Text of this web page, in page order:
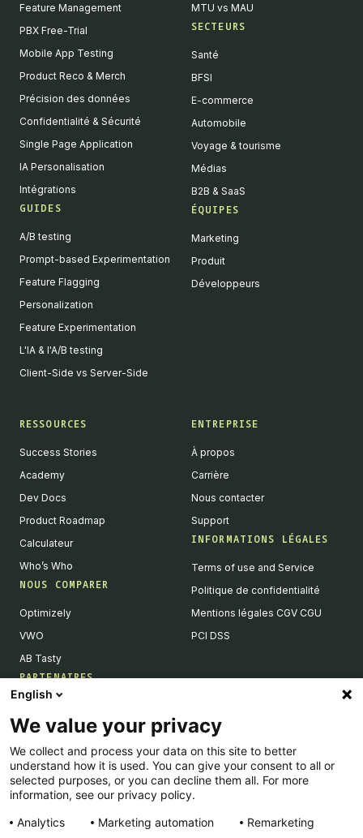
Feature Management
PBX Free-Trial
Mobile App Testing
Product Reco & Merch
Précision des données
Confidentialité & Sécurité
Single Page Application
IA Personalisation
Intégrations
GUIDES
A/B testing
Prompt-based Experimentation
Feature Flagging
Personalization
Feature Experimentation
L'IA & l'A/B testing
Client-Side vs Server-Side
MTU vs MAU
SECTEURS
Santé
BFSI
E-commerce
Automobile
Voyage & tourisme
Médias
B2B & SaaS
ÉQUIPES
Marketing
Produit
Développeurs
RESSOURCES
Success Stories
Academy
Dev Docs
Product Roadmap
Calculateur
Who’s Who
NOUS COMPARER
Optimizely
VWO
AB Tasty
PARTENAIRES
Devenir partenaires
Liste de nos intégrations
Agences Partenaires
ENTREPRISE
À propos
Carrière
Nous contacter
Support
INFORMATIONS LÉGALES
Terms of use and Service
Politique de confidentialité
Mentions légales CGV CGU
PCI DSS
English
We value your privacy
We collect and process your data on this site to better
understand how it is used. You can give your consent to all or
selected purposes, or you can decline them all. For more
information, see our privacy policy.
Analytics
Marketing automation Remarketing